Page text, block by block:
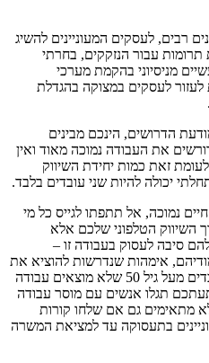
רבים, לעסקים המעוניינים להשיג
תרומות עבור הנזקקים, בחרתי
מניסיוני בהקמת מערכי
לעזור לעסקים במצוקה בהגדלת
הדרושים, הינכם מבינים
את העבודה נמוכה מאוד ואין
זאת כמות יחידת השיווק
יכולה להיות שני עובדים בלבד.
נמוכה, אל תתפתו לגייס כל מי
השיווק הטלפוני שלכם אלא
סיבה לעסוק בעבודה זו –
אימהות שנדרשות להוציא את
ילדיהם מהגן או מבית הספר או עובדים מעל גיל 50 שלא מוצאים עבודה
תגלו אנשים עם מוסר עבודה
מתאימים גם אם שלחו קורות
בתעסוקה עד למציאת המשרה